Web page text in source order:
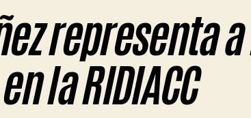
representa
en la RIDIACC